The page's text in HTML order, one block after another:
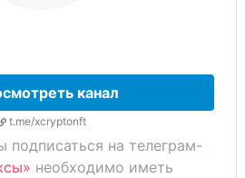
канал
t.me/xcryptonft
подписаться на телеграм-
необходимо иметь